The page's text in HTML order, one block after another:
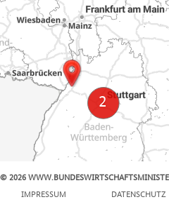
© 2026
IMPRESSUM
DATENSCHUTZ